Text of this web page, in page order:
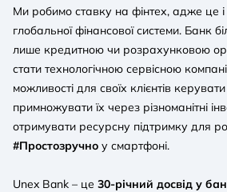
Ми робимо ставку на фінтех, адже це
глобальної фінансової системи. Банк
лише кредитною чи розрахунковою
стати технологічною сервісною
можливості для своїх клієнтів
примножувати їх через різноманітні
отримувати ресурсну підтримку для
#Простозручно у смартфоні.
Unex Bank – це 30-річний досвід у